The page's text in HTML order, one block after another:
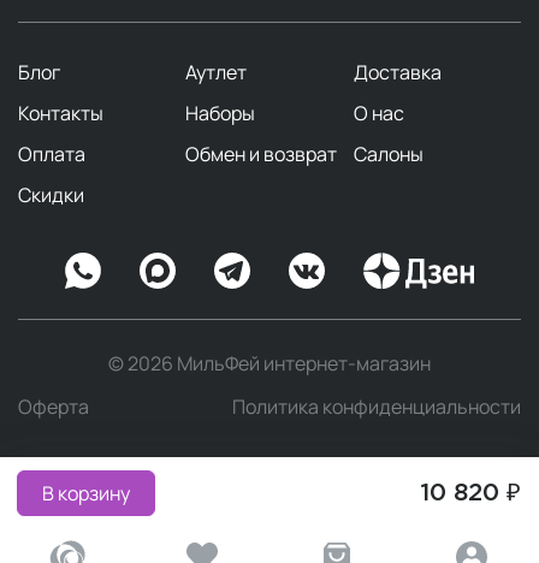
В корзину 10 820 ₽
Блог Аутлет
Доставка
Контакты
Наборы
О нас
Оплата
Обмен и возврат
Салоны
Скидки
© 2026 МильФей интернет-магазин
Оферта
Политика конфиденциальности